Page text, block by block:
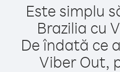
Este simplu
Brazilia cu
De îndată ce
Viber Out,